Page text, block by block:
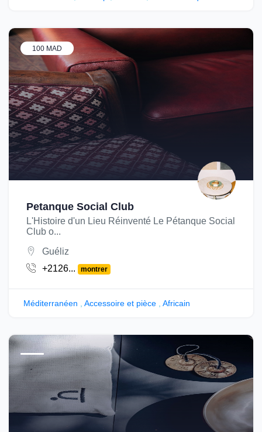
100 MAD
Petanque Social Club
L'Histoire d'un Lieu Réinventé Le Pétanque Social
Club o...
Guéliz
+2126...
montrer
Méditerranéen Accessoire et pièce Africain